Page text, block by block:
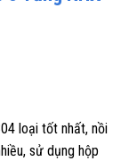
loại tốt nhất, nồi
sử dụng hộp